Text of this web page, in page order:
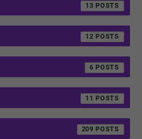
13
12
6
11
209